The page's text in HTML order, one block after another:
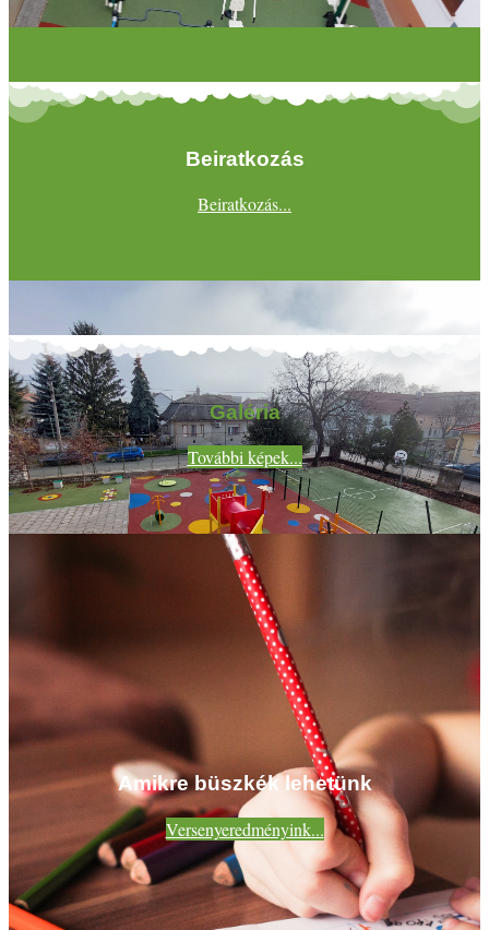
Beiratkozás
Beiratkozás...
Galéria
További képek...
Amikre büszkék lehetünk
Versenyeredményink...